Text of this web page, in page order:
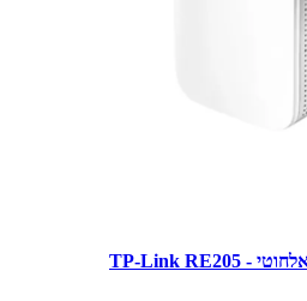
מגדיל טווח(אקסס פוינט) אלחוטי - TP-Link RE205